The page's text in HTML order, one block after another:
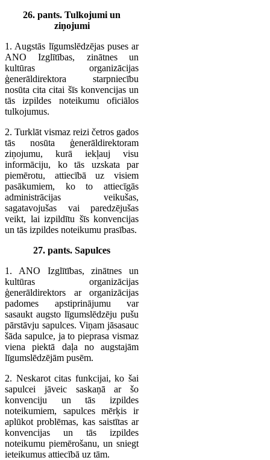
26. pants. Tulkojumi un
ziņojumi
1. Augstās līgumslēdzējas puses ar
ANO Izglītības, zinātnes un
kultūras organizācijas
ģenerāldirektora starpniecību
nosūta cita citai šīs konvencijas un
tās izpildes noteikumu oficiālos
tulkojumus.
2. Turklāt vismaz reizi četros gados
tās nosūta ģenerāldirektoram
ziņojumu, kurā iekļauj visu
informāciju, ko tās uzskata par
piemērotu, attiecībā uz visiem
pasākumiem, ko to attiecīgās
administrācijas veikušas,
sagatavojušas vai paredzējušas
veikt, lai izpildītu šīs konvencijas
un tās izpildes noteikumu prasības.
27. pants. Sapulces
1. ANO Izglītības, zinātnes un
kultūras organizācijas
ģenerāldirektors ar organizācijas
padomes apstiprinājumu var
sasaukt augsto līgumslēdzēju pušu
pārstāvju sapulces. Viņam jāsasauc
šāda sapulce, ja to pieprasa vismaz
viena piektā daļa no augstajām
līgumslēdzējām pusēm.
2. Neskarot citas funkcijai, ko šai
sapulcei jāveic saskaņā ar šo
konvenciju un tās izpildes
noteikumiem, sapulces mērķis ir
aplūkot problēmas, kas saistītas ar
konvencijas un tās izpildes
noteikumu piemērošanu, un sniegt
ieteikumus attiecībā uz tām.